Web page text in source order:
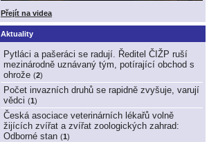
Přejít na videa
Aktuality
Pytláci a pašeráci se radují. Ředitel ČIŽP ruší
mezinárodně uznávaný tým, potírající obchod s
ohrože (2)
Počet invazních druhů se rapidně zvyšuje, varují
vědci (1)
Česká asociace veterinárních lékařů volně
žijících zvířat a zvířat zoologických zahrad:
Odborné stan (1)